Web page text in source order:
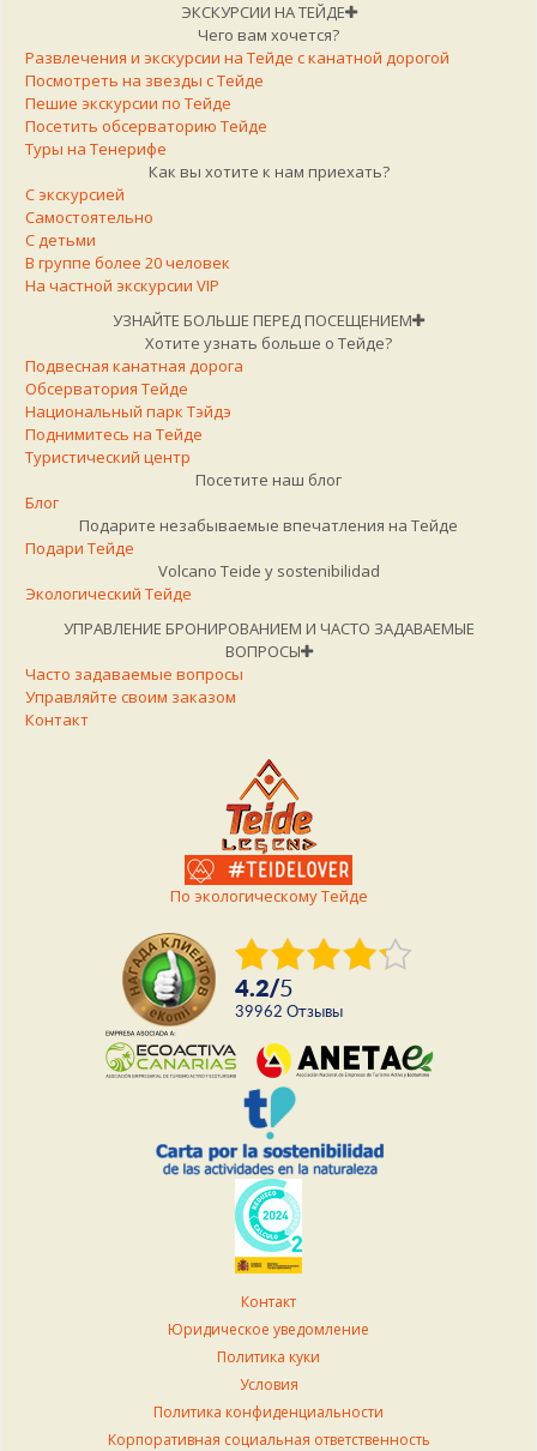
ЭКСКУРСИИ НА ТЕЙДЕ
Чего вам хочется?
Развлечения и экскурсии на Тейде с канатной дорогой
Посмотреть на звезды с Тейде
Пешие экскурсии по Тейде
Посетить обсерваторию Тейде
Туры на Тенерифе
Как вы хотите к нам приехать?
С экскурсией
Самостоятельно
С детьми
В группе более 20 человек
На частной экскурсии VIP
УЗНАЙТЕ БОЛЬШЕ ПЕРЕД ПОСЕЩЕНИЕМ
Хотите узнать больше о Тейде?
Подвесная канатная дорога
Обсерватория Тейде
Национальный парк Тэйдэ
Поднимитесь на Тейде
Туристический центр
Посетите наш блог
Блог
Подарите незабываемые впечатления на Тейде
Подари Тейде
Volcano Teide y sostenibilidad
Экологический Тейде
УПРАВЛЕНИЕ БРОНИРОВАНИЕМ И ЧАСТО ЗАДАВАЕМЫЕ
ВОПРОСЫ
Часто задаваемые вопросы
Управляйте своим заказом
Контакт
По экологическому Тейде
4.2/5
39962 Отзывы
Контакт
Юридическое уведомление
Политика куки
Условия
Политика конфиденциальности
Корпоративная социальная ответственность